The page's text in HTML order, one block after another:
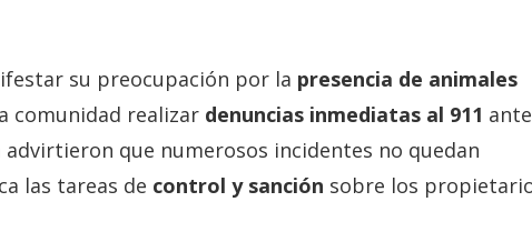
su preocupación por la presencia de animales
comunidad realizar denuncias inmediatas al 911 ante
que numerosos incidentes no quedan
las tareas de control y sanción sobre los